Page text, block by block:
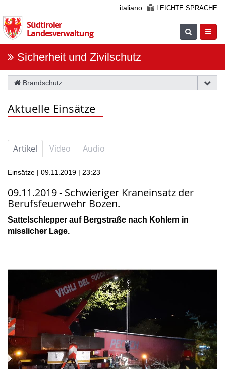
Sie
die
Navigation
italiano LEICHTE SPRACHE
Südtiroler
Landesverwaltung
Suche
Sicherheit und Zivilschutz
Brandschutz
Aktuelle Einsätze
Artikel Video Audio
Einsätze | 09.11.2019 | 23:23
09.11.2019 - Schwieriger Kraneinsatz der
Berufsfeuerwehr Bozen.
Sattelschlepper auf Bergstraße nach Kohlern in
misslicher Lage.